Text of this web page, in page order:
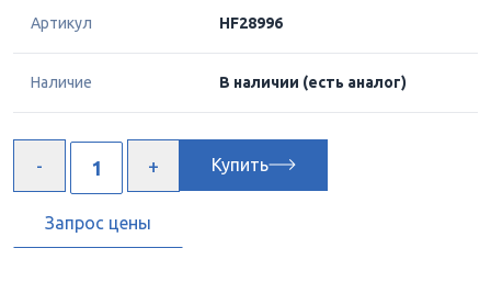
Артикул HF28996
Наличие В наличии (есть аналог)
Купить
Запрос цены